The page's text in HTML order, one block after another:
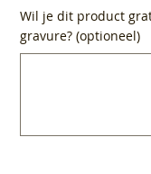
Wil je dit product
gravure? (optioneel)